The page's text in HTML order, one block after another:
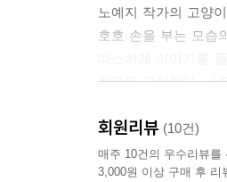
노예지 작가의 고양
호호 손을 부는 모습
작품을 구상했다. 난
추운 겨울 ‘나눌 것’
회원리뷰 (10건)
매주 10건의 우수리뷰
3,000원 이상 구매 후 리